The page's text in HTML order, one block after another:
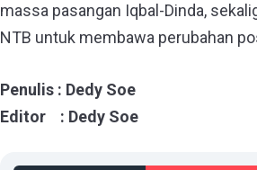
massa pasangan Iqbal-Dinda,
NTB untuk membawa perubahan
Penulis : Dedy Soe
Editor : Dedy Soe